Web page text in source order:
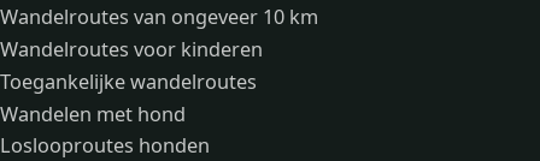
Wandelroutes van ongeveer 10 km
Wandelroutes voor kinderen
Toegankelijke wandelroutes
Wandelen met hond
Loslooproutes honden